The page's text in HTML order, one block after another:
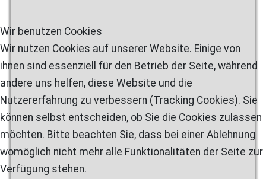
Wir benutzen Cookies
Wir nutzen Cookies auf unserer Website. Einige von
ihnen sind essenziell für den Betrieb der Seite, während
andere uns helfen, diese Website und die
Nutzererfahrung zu verbessern (Tracking Cookies). Sie
können selbst entscheiden, ob Sie die Cookies zulassen
möchten. Bitte beachten Sie, dass bei einer Ablehnung
womöglich nicht mehr alle Funktionalitäten der Seite zur
Verfügung stehen.